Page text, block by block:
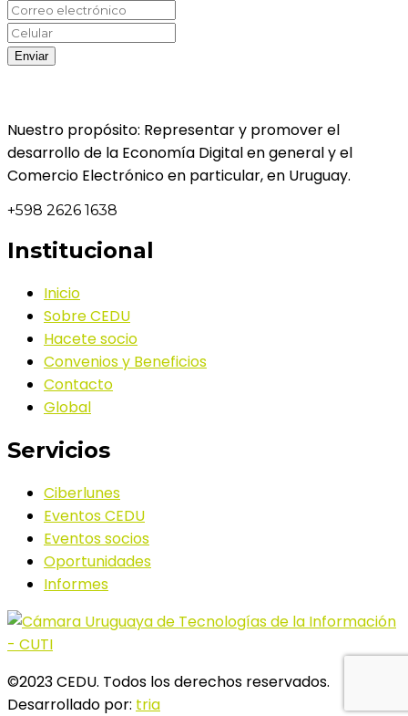
Nuestro propósito: Representar y promover el
desarrollo de la Economía Digital en general y el
Comercio Electrónico en particular, en Uruguay.
+598 2626 1638
Institucional
Inicio
Sobre CEDU
Hacete socio
Convenios y Beneficios
Contacto
Global
Servicios
Ciberlunes
Eventos CEDU
Eventos socios
Oportunidades
Informes
©2023 CEDU. Todos los derechos reservados.
Desarrollado por: tria